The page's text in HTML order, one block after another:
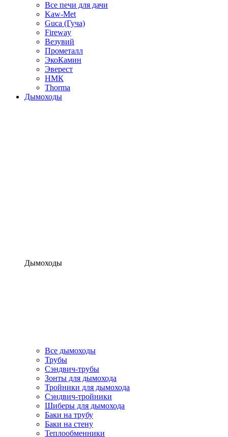
Все печи для дачи
Kaw-Met
Guca (Гуча)
Fireway
Везувий
Прометалл
ЭкоКамин
Эверест
НМК
Thorma
Дымоходы
Дымоходы
Все дымоходы
Трубы
Сэндвич-трубы
Зонты для дымохода
Тройники для дымохода
Сэндвич-тройники
Шиберы для дымохода
Баки на трубу
Баки на стену
Теплообменники